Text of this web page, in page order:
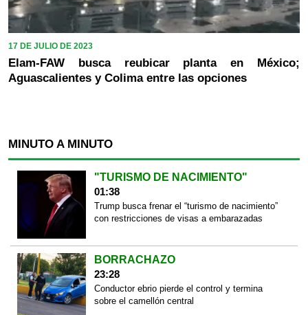
17 DE JULIO DE 2023
Elam-FAW busca reubicar planta en México;
Aguascalientes y Colima entre las opciones
MINUTO A MINUTO
"TURISMO DE NACIMIENTO"
01:38
Trump busca frenar el “turismo de nacimiento”
con restricciones de visas a embarazadas
BORRACHAZO
23:28
Conductor ebrio pierde el control y termina
sobre el camellón central